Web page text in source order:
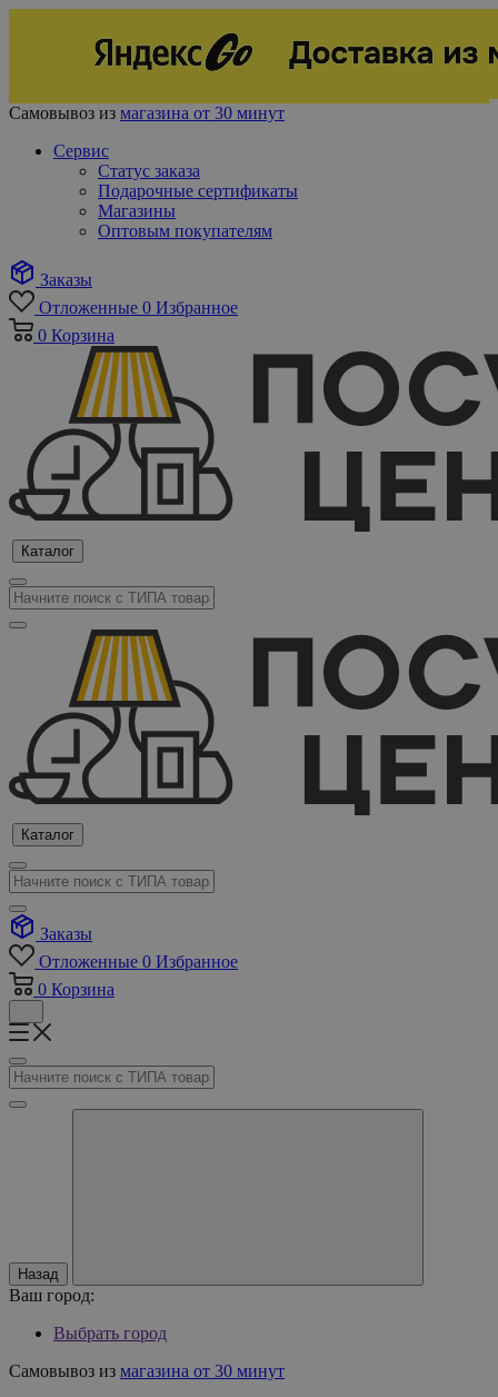
Самовывоз из магазина от 30 минут
Сервис
Статус заказа
Подарочные сертификаты
Магазины
Оптовым покупателям
Заказы
Отложенные 0 Избранное
0 Корзина
Каталог
Каталог
Заказы
Отложенные 0 Избранное
0 Корзина
Назад
Ваш город:
Выбрать город
Самовывоз из магазина от 30 минут